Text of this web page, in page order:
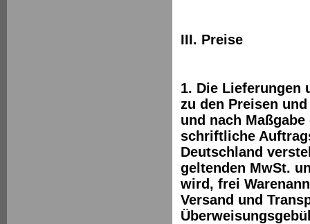
III. Preise
1. Die Lieferungen
zu den Preisen
und nach
schriftliche
Deutschland
geltenden MwSt.
wird, frei
Versand und